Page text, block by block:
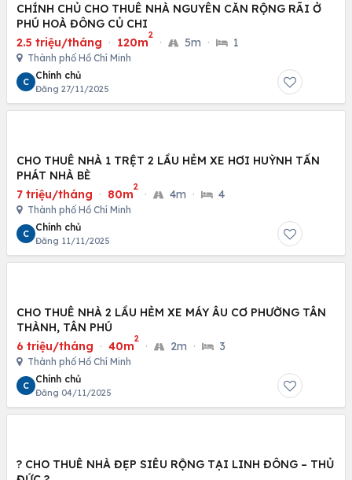
CHÍNH CHỦ CHO THUÊ NHÀ NGUYÊN CĂN RỘNG RÃI Ở
PHÚ HOÀ ĐÔNG CỦ CHI
2.5 triệu/tháng · 120m
2
· 5m · 1
Thành phố Hồ Chí Minh
C
Chính chủ
Đăng 27/11/2025
CHO THUÊ NHÀ 1 TRỆT 2 LẦU HẺM XE HƠI HUỲNH TẤN
PHÁT NHÀ BÈ
7 triệu/tháng · 80m
2
· 4m · 4
Thành phố Hồ Chí Minh
C
Chính chủ
Đăng 11/11/2025
CHO THUÊ NHÀ 2 LẦU HẺM XE MÁY ÂU CƠ PHƯỜNG TÂN
THÀNH, TÂN PHÚ
6 triệu/tháng · 40m
2
· 2m · 3
Thành phố Hồ Chí Minh
C
Chính chủ
Đăng 04/11/2025
? CHO THUÊ NHÀ ĐẸP SIÊU RỘNG TẠI LINH ĐÔNG – THỦ